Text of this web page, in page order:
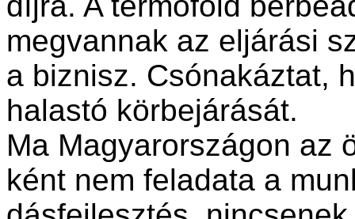
megvannak az eljárási
a biznisz. Csónakáztat,
halastó körbejárását.
Ma Magyarországon az
ként nem feladata a